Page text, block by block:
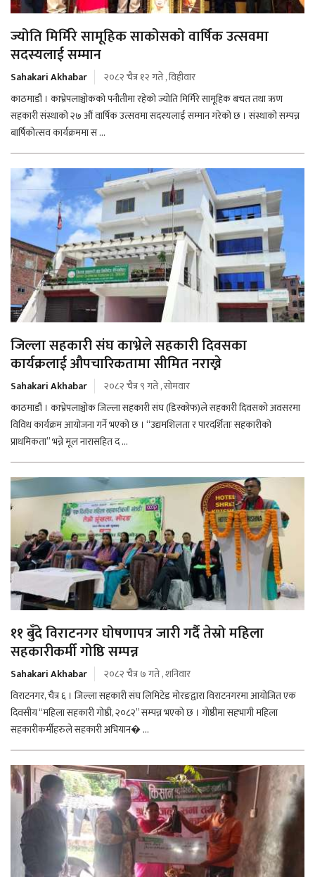
ज्योति मिर्मिरे सामूहिक साकोसको वार्षिक उत्सवमा
सदस्यलाई सम्मान
Sahakari Akhabar
२०८२ चैत्र १२ गते , विहीवार
काठमाडौं । काभ्रेपलाञ्चोकको पनौतीमा रहेको ज्योति मिर्मिरे सामूहिक बचत तथा ऋण
सहकारी संस्थाको २७ औं वार्षिक उत्सवमा सदस्यलाई सम्मान गरेको छ । संस्थाको सम्पन्न
बार्षिकोत्सव कार्यक्रममा स ...
जिल्ला सहकारी संघ काभ्रेले सहकारी दिवसका
कार्यक्रलाई औपचारिकतामा सीमित नराख्ने
Sahakari Akhabar
२०८२ चैत्र ९ गते , सोमवार
काठमाडौं । काभ्रेपलाञ्चोक जिल्ला सहकारी संघ (डिस्कोफ)ले सहकारी दिवसको अवसरमा
विविध कार्यक्रम आयोजना गर्ने भएको छ । “उद्यमशिलता र पारदर्शिताः सहकारीको
प्राथमिकता” भन्ने मूल नारासहित द ...
११ बुँदे विराटनगर घोषणापत्र जारी गर्दै तेस्रो महिला
सहकारीकर्मी गोष्ठि सम्पन्न
Sahakari Akhabar
२०८२ चैत्र ७ गते , शनिवार
विराटनगर, चैत्र ६ । जिल्ला सहकारी संघ लिमिटेड मोरङद्वारा विराटनगरमा आयोजित एक
दिवसीय “महिला सहकारी गोष्ठी, २०८२” सम्पन्न भएको छ । गोष्ठीमा सहभागी महिला
सहकारीकर्मीहरुले सहकारी अभियान� ...